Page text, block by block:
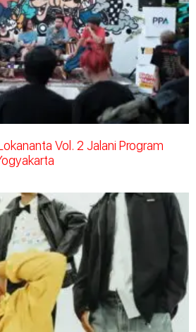
Vol. 2 Jalani Program